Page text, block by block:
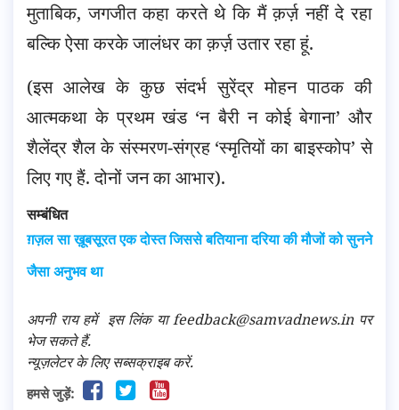
मुताबिक, जगजीत कहा करते थे कि मैं क़र्ज़ नहीं दे रहा
बल्कि ऐसा करके जालंधर का क़र्ज़ उतार रहा हूं.
(इस आलेख के कुछ संदर्भ सुरेंद्र मोहन पाठक की
आत्मकथा के प्रथम खंड ‘न बैरी न कोई बेगाना’ और
शैलेंद्र शैल के संस्मरण-संग्रह ‘स्मृतियों का बाइस्कोप’ से
लिए गए हैं. दोनों जन का आभार).
सम्बंधित
ग़ज़ल सा ख़ूबसूरत एक दोस्त जिससे बतियाना दरिया की मौजों को सुनने
जैसा अनुभव था
अपनी राय हमें इस लिंक या feedback@samvadnews.in पर
भेज सकते हैं.
न्यूज़लेटर के लिए सब्सक्राइब करें.
हमसे जुड़ें: